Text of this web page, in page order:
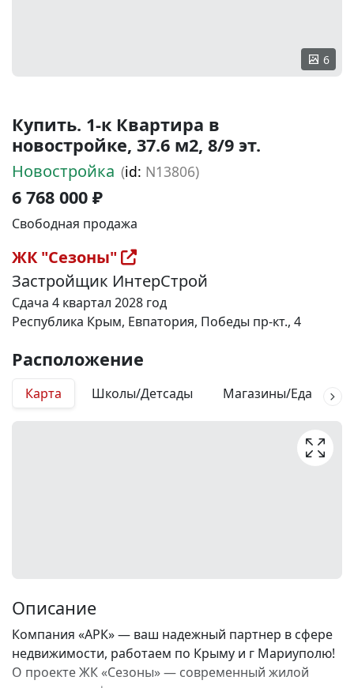
6
Купить. 1-к Квартира в
новостройке, 37.6 м2, 8/9 эт.
Новостройка (id: N13806)
6 768 000 ₽
Свободная продажа
ЖК "Сезоны"
Застройщик ИнтерСтрой
Сдача 4 квартал 2028 год
Республика Крым, Евпатория, Победы пр-кт., 4
Расположение
Карта Школы/Детсады Магазины/Еда
Описание
Компания «АРК» — ваш надежный партнер в сфере
недвижимости, работаем по Крыму и г Мариуполю!
О проекте ЖК «Сезоны» — современный жилой